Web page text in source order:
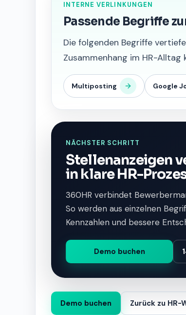
INTERNE VERLINKUNGEN
Passende Begriffe
Die folgenden Begriffe
Zusammenhang im HR-Alltag
Multiposting Google
NÄCHSTER SCHRITT
Stellenanzeigen
in klare HR-
360HR verbindet
So werden aus einzelnen
Kennzahlen und bessere
Demo buchen
Demo buchen Zurück zu HR-